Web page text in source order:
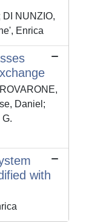
NUNZIO,
Enrica
Daniel;
with